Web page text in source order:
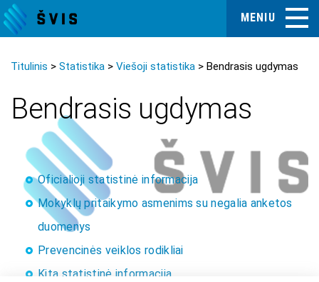
MENIU
Titulinis Statistika Viešoji statistika Bendrasis ugdymas
Bendrasis ugdymas
Oficialioji statistinė informacija
Mokyklų pritaikymo asmenims su negalia anketos
duomenys
Prevencinės veiklos rodikliai
Kita statistinė informacija